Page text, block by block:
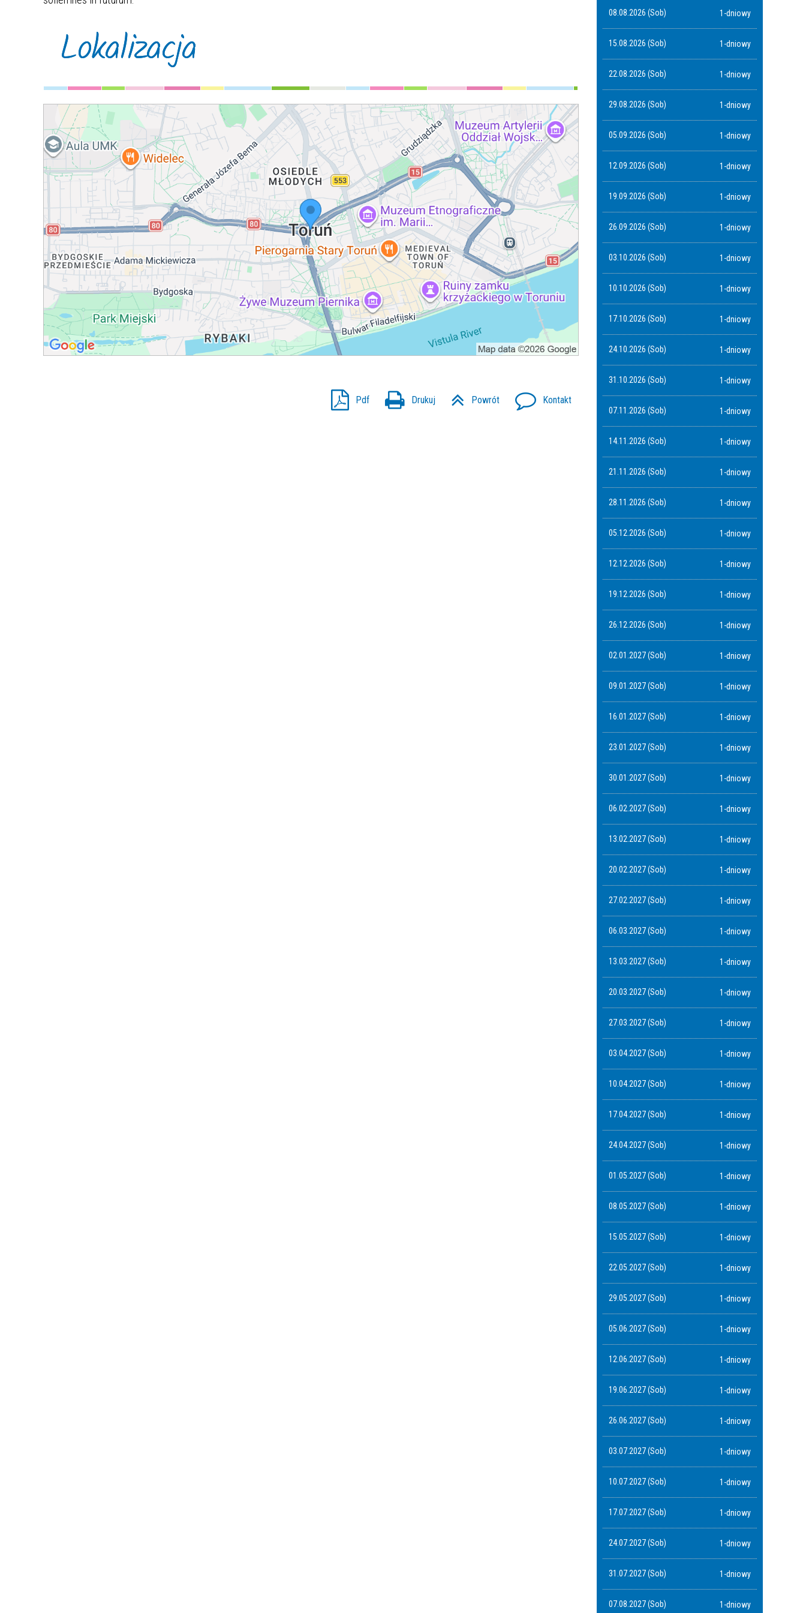
Lokalizacja
Pdf Drukuj Powrót Kontakt
08.08.2026 (Sob) 1-dniowy
15.08.2026 (Sob) 1-dniowy
22.08.2026 (Sob) 1-dniowy
29.08.2026 (Sob) 1-dniowy
05.09.2026 (Sob) 1-dniowy
12.09.2026 (Sob) 1-dniowy
19.09.2026 (Sob) 1-dniowy
26.09.2026 (Sob) 1-dniowy
03.10.2026 (Sob) 1-dniowy
10.10.2026 (Sob) 1-dniowy
17.10.2026 (Sob) 1-dniowy
24.10.2026 (Sob) 1-dniowy
31.10.2026 (Sob) 1-dniowy
07.11.2026 (Sob) 1-dniowy
14.11.2026 (Sob) 1-dniowy
21.11.2026 (Sob) 1-dniowy
28.11.2026 (Sob) 1-dniowy
05.12.2026 (Sob) 1-dniowy
12.12.2026 (Sob) 1-dniowy
19.12.2026 (Sob) 1-dniowy
26.12.2026 (Sob) 1-dniowy
02.01.2027 (Sob) 1-dniowy
09.01.2027 (Sob) 1-dniowy
16.01.2027 (Sob) 1-dniowy
23.01.2027 (Sob) 1-dniowy
30.01.2027 (Sob) 1-dniowy
06.02.2027 (Sob) 1-dniowy
13.02.2027 (Sob) 1-dniowy
20.02.2027 (Sob) 1-dniowy
27.02.2027 (Sob) 1-dniowy
06.03.2027 (Sob) 1-dniowy
13.03.2027 (Sob) 1-dniowy
20.03.2027 (Sob) 1-dniowy
27.03.2027 (Sob) 1-dniowy
03.04.2027 (Sob) 1-dniowy
10.04.2027 (Sob) 1-dniowy
17.04.2027 (Sob) 1-dniowy
24.04.2027 (Sob) 1-dniowy
01.05.2027 (Sob) 1-dniowy
08.05.2027 (Sob) 1-dniowy
15.05.2027 (Sob) 1-dniowy
22.05.2027 (Sob) 1-dniowy
29.05.2027 (Sob) 1-dniowy
05.06.2027 (Sob) 1-dniowy
12.06.2027 (Sob) 1-dniowy
19.06.2027 (Sob) 1-dniowy
26.06.2027 (Sob) 1-dniowy
03.07.2027 (Sob) 1-dniowy
10.07.2027 (Sob) 1-dniowy
17.07.2027 (Sob) 1-dniowy
24.07.2027 (Sob) 1-dniowy
31.07.2027 (Sob) 1-dniowy
07.08.2027 (Sob) 1-dniowy